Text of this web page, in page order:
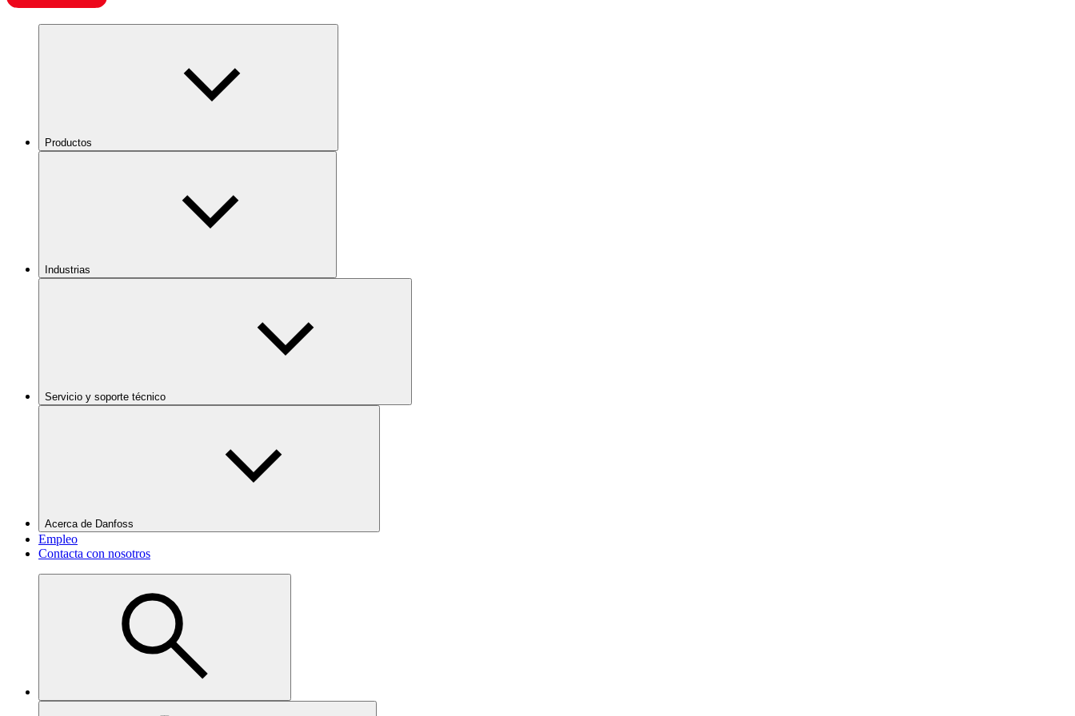
Productos
Industrias
Servicio y soporte técnico
Acerca de Danfoss
Empleo
Contacta con nosotros